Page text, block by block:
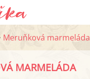
Meruňková marmeláda
MARMELÁDA